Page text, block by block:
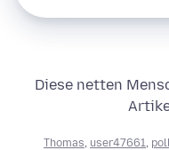
Diese netten
Thomas user47661